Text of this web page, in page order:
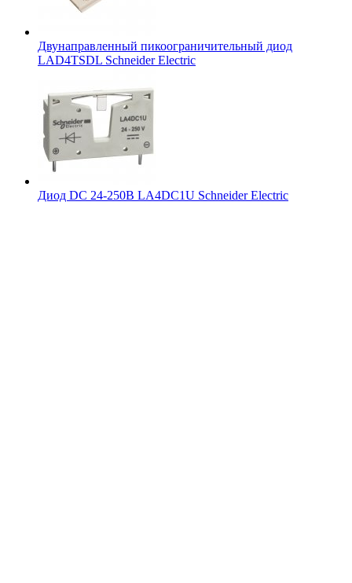
Двунаправленный пикоограничительный диод
LAD4TSDL Schneider Electric
Диод DC 24-250В LA4DC1U Schneider Electric